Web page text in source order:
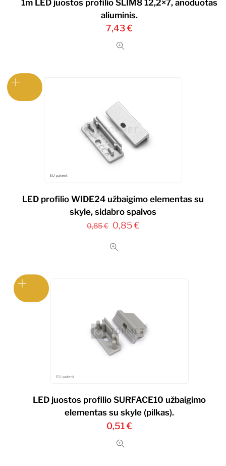
1m LED juostos profilio SLIM8 12,2×7, anoduotas
aliuminis.
7,43€
LED profilio WIDE24 užbaigimo elementas su
skyle, sidabro spalvos
0,85€ Original
was:
0,85€Current
LED juostos profilio SURFACE10 užbaigimo
elementas su skyle (pilkas).
0,51€